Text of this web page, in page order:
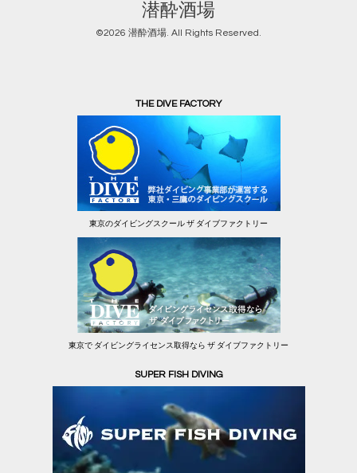
潜酔酒場
©2026 潜酔酒場. All Rights Reserved.
THE DIVE FACTORY
東京のダイビングスクール ザ ダイブファクトリー
東京で ダイビングライセンス取得なら ザ ダイブファクトリー
SUPER FISH DIVING